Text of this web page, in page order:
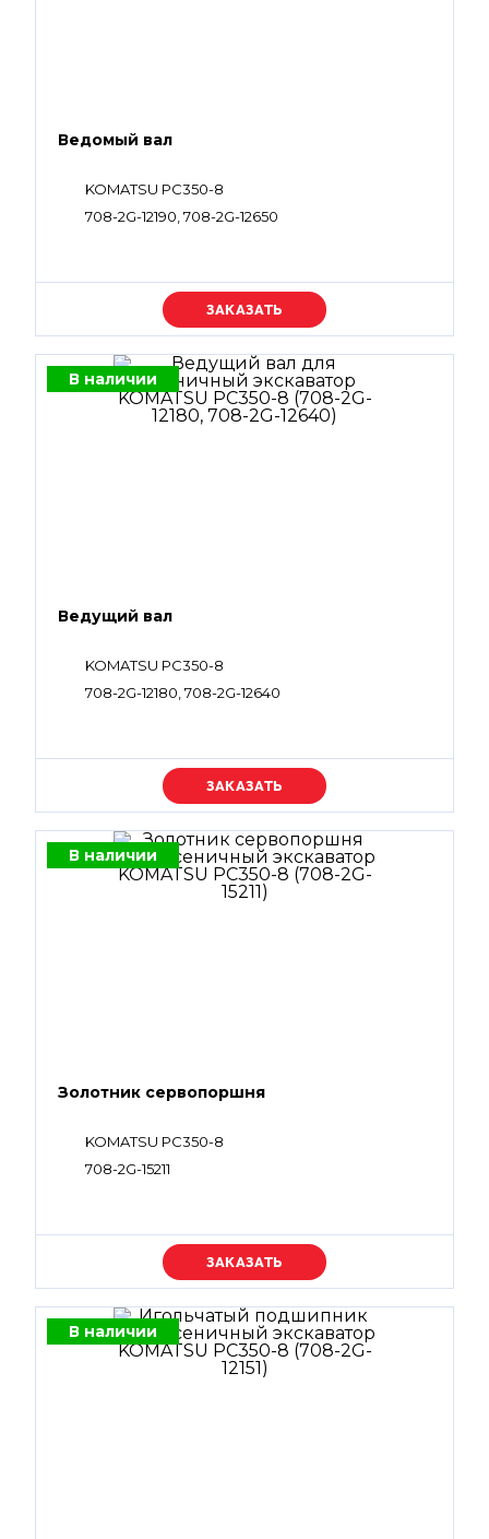
Ведомый вал
KOMATSU PC350-8
708-2G-12190, 708-2G-12650
Уточняйте цену
В наличии
Ведущий вал
KOMATSU PC350-8
708-2G-12180, 708-2G-12640
Уточняйте цену
В наличии
Золотник сервопоршня
KOMATSU PC350-8
708-2G-15211
Уточняйте цену
В наличии